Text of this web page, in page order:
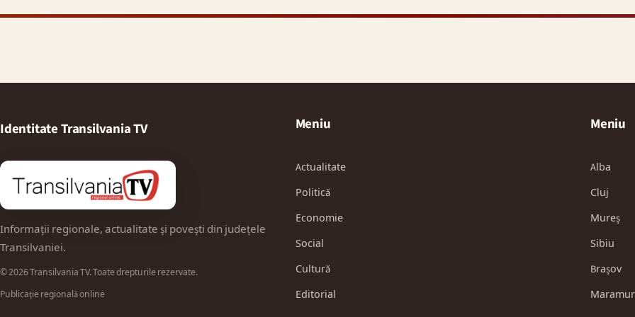
Identitate Transilvania TV
Informații regionale, actualitate și povești din județele
Transilvaniei.
© 2026 Transilvania TV. Toate drepturile rezervate.
Publicație regională online
Meniu
Actualitate
Politică
Economie
Social
Cultură
Editorial
Meniu
Alba
Cluj
Mureș
Sibiu
Brașov